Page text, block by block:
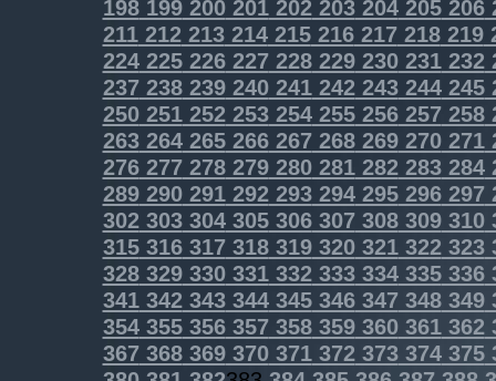
198199200201202203204205206
211212213214215216217218219
224225226227228229230231232
237238239240241242243244245
250251252253254255256257258
263264265266267268269270271
276277278279280281282283284
289290291292293294295296297
302303304305306307308309310
315316317318319320321322323
328329330331332333334335336
341342343344345346347348349
354355356357358359360361362
367368369370371372373374375